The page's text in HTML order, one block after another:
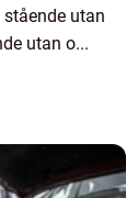
utan
utan o...